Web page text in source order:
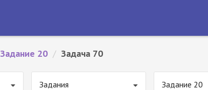
Задание 20 / Задача 70
Задания Задание 20